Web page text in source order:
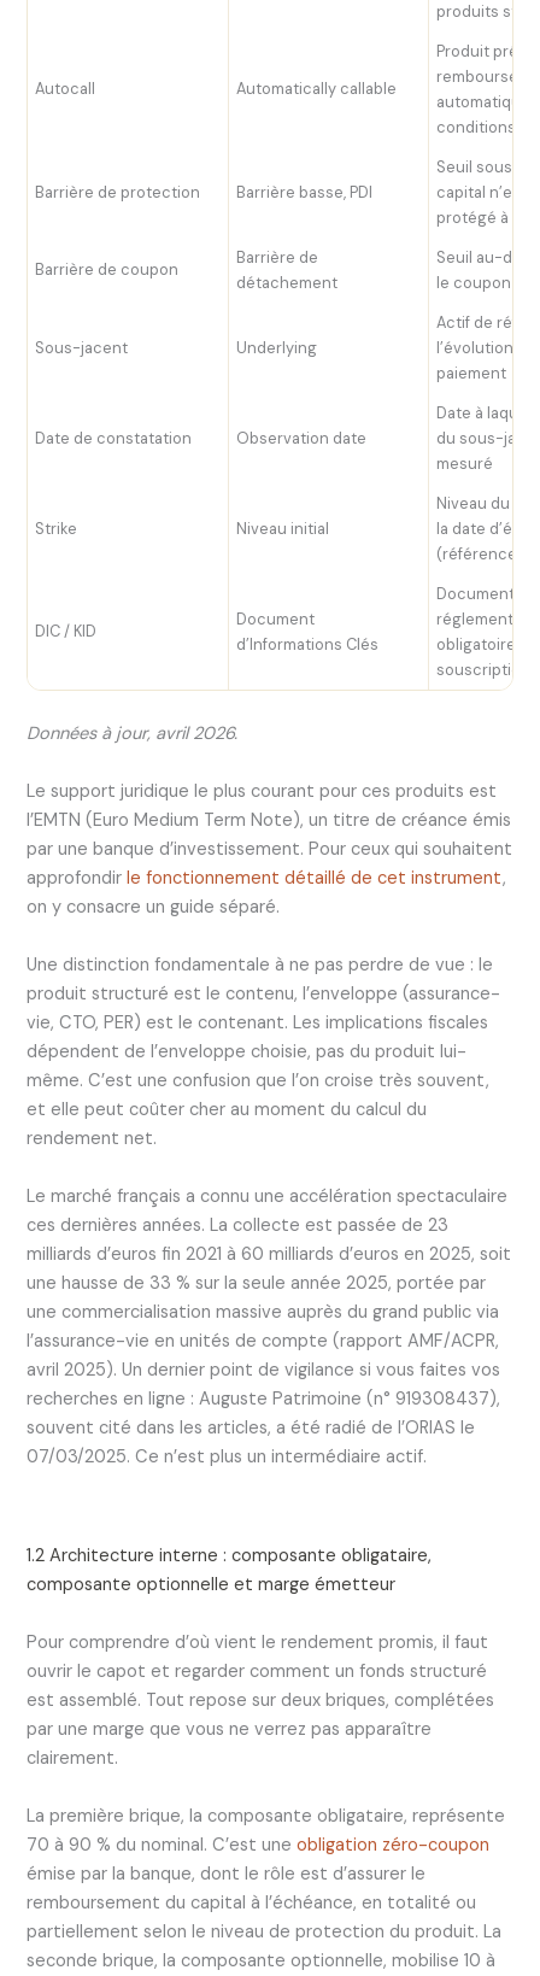
produits
Autocall Automatically callable
Produit
automatique
conditions
Barrière de protection Barrière basse, PDI
Seuil sous
capital n’est
protégé à
Barrière de coupon
Barrière de
détachement
Seuil au-
le coupon
Sous-jacent Underlying
Actif de
l’évolution
paiement
Date de constatation Observation date
Date à
du sous-
mesuré
Strike Niveau initial
Niveau du
la date
(référence à
DIC / KID
Document
d’Informations Clés
Document
réglementaire
obligatoire
souscription
Données à jour, avril 2026.
Le support juridique le plus courant pour ces produits est
l’EMTN (Euro Medium Term Note), un titre de créance émis
par une banque d’investissement. Pour ceux qui souhaitent
approfondirle fonctionnement détaillé de cet instrument,
on y consacre un guide séparé.
Une distinction fondamentale à ne pas perdre de vue : le
produit structuré est le contenu, l’enveloppe (assurance-
vie, CTO, PER) est le contenant. Les implications fiscales
dépendent de l’enveloppe choisie, pas du produit lui-
même. C’est une confusion que l’on croise très souvent,
et elle peut coûter cher au moment du calcul du
rendement net.
Le marché français a connu une accélération spectaculaire
ces dernières années. La collecte est passée de 23
milliards d’euros fin 2021 à 60 milliards d’euros en 2025, soit
une hausse de 33 % sur la seule année 2025, portée par
une commercialisation massive auprès du grand public via
l’assurance-vie en unités de compte (rapport AMF/ACPR,
avril 2025). Un dernier point de vigilance si vous faites vos
recherches en ligne : Auguste Patrimoine (n° 919308437),
souvent cité dans les articles, a été radié de l’ORIAS le
07/03/2025. Ce n’est plus un intermédiaire actif.
1.2 Architecture interne : composante obligataire,
composante optionnelle et marge émetteur
Pour comprendre d’où vient le rendement promis, il faut
ouvrir le capot et regarder comment un fonds structuré
est assemblé. Tout repose sur deux briques, complétées
par une marge que vous ne verrez pas apparaître
clairement.
La première brique, la composante obligataire, représente
70 à 90 % du nominal. C’est uneobligation zéro-coupon
émise par la banque, dont le rôle est d’assurer le
remboursement du capital à l’échéance, en totalité ou
partiellement selon le niveau de protection du produit. La
seconde brique, la composante optionnelle, mobilise 10 à